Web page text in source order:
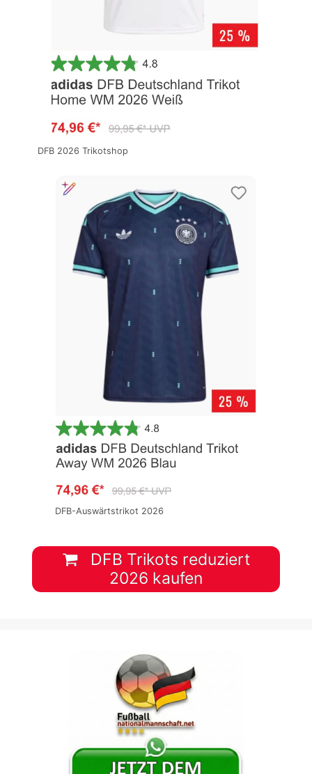
DFB 2026 Trikotshop
DFB-Auswärtstrikot 2026
DFB Trikots reduziert
2026 kaufen